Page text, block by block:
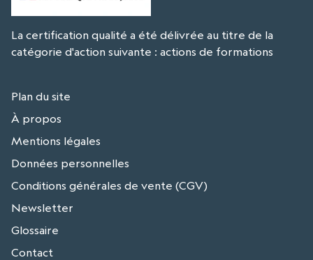
La certification qualité a été délivrée au titre de la
catégorie d'action suivante : actions de formations
Plan du site
À propos
Mentions légales
Données personnelles
Conditions générales de vente (CGV)
Newsletter
Glossaire
Contact